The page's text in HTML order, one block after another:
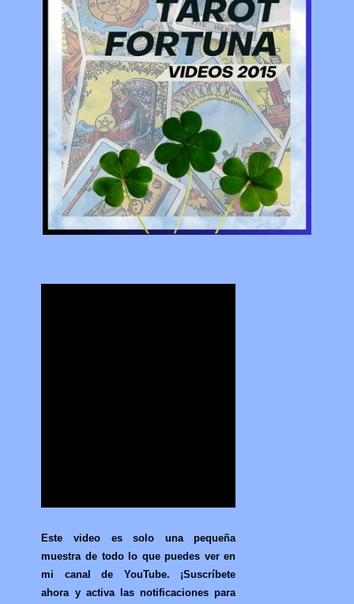
Este video es solo una pequeña
muestra de todo lo que puedes ver en
mi canal de YouTube.
¡Suscríbete
ahora y activa las notificaciones para